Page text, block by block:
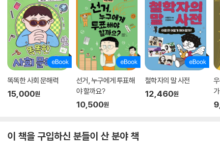
똑똑한 사회 문해력
15,000원
선거, 누구에게 투표해
야 할까요?
10,500원
철학자의 말 사전
12,460원
이 책을 구입하신 분들이 산 분야 책